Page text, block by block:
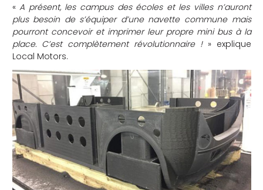
«A présent, les campus des écoles et les villes n’auront
plus besoin de s’équiper d’une navette commune mais
pourront concevoir et imprimer leur propre mini bus à la
place. C’est complètement révolutionnaire !» explique
Local Motors.